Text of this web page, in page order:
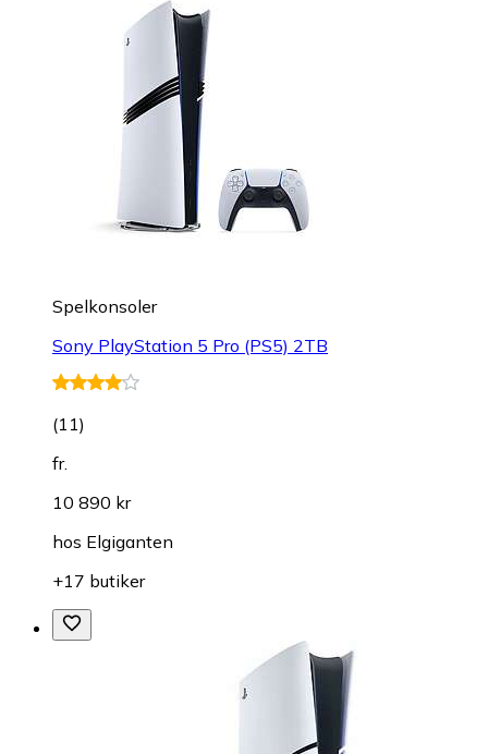
Spelkonsoler
Sony PlayStation 5 Pro (PS5) 2TB
(11)
fr.
10 890 kr
hos Elgiganten
+17 butiker